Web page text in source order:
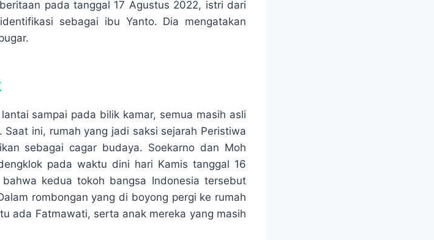
pada tanggal 17 Agustus 2022, istri dari
sebagai ibu Yanto. Dia mengatakan
sampai pada bilik kamar, semua masih asli
ini, rumah yang jadi saksi sejarah Peristiwa
sebagai cagar budaya. Soekarno dan Moh
pada waktu dini hari Kamis tanggal 16
kedua tokoh bangsa Indonesia tersebut
rombongan yang di boyong pergi ke rumah
ada Fatmawati, serta anak mereka yang masih